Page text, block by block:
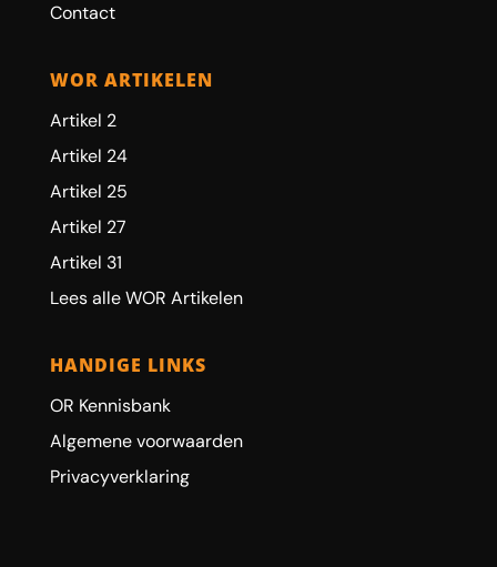
Contact
WOR ARTIKELEN
Artikel 2
Artikel 24
Artikel 25
Artikel 27
Artikel 31
Lees alle WOR Artikelen
HANDIGE LINKS
OR Kennisbank
Algemene voorwaarden
Privacyverklaring